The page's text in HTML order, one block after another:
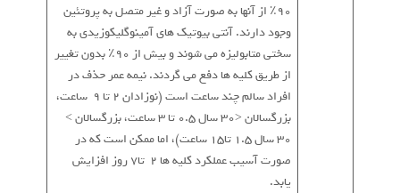
90٪ از آنها به صورت آزاد و غیر متصل به پروتئین
وجود دارند. آنتی بیوتیک های آمینوگلیکوزیدی به
سختی متابولیزه می شوند و بیش از 90٪ بدون تغییر
از طریق کلیه ها دفع می گردند. نیمه عمر حذف در
افراد سالم چند ساعت است (نوزادان 2 تا 9 ساعت،
بزرگسالان <30 سال 0.5 تا 3 ساعت، بزرگسالان >
30 سال 1.5 تا15 ساعت)، اما ممکن است که در
صورت آسیب عملکرد کلیه ها 2 تا7 روز افزایش
یابد.